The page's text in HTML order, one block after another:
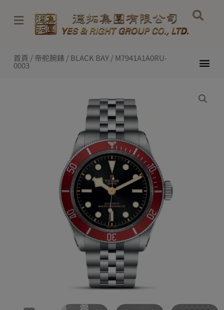
content
首頁 /帝舵腕錶 /BLACK BAY/ M7941A1A0RU-
0003